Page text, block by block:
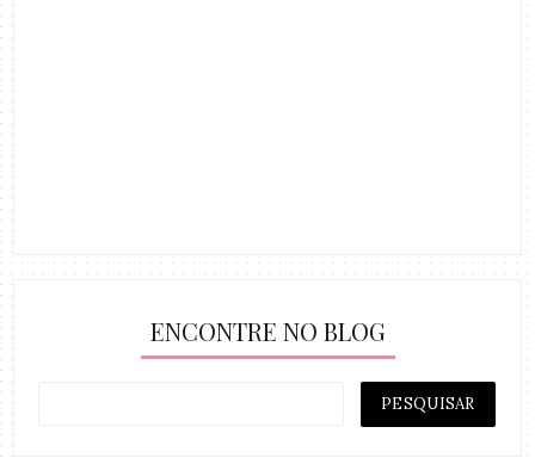
ENCONTRE NO BLOG